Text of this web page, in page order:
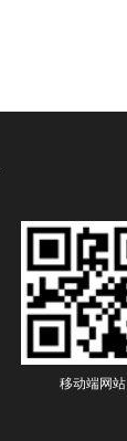
移动端网站